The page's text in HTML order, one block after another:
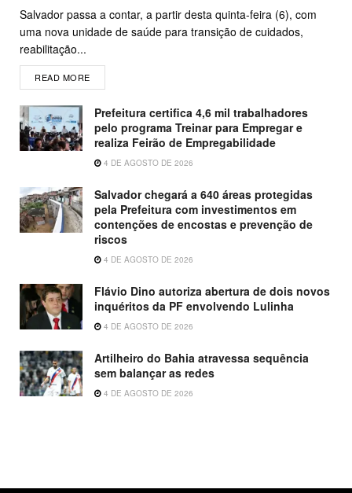
Salvador passa a contar, a partir desta quinta-feira (6), com
uma nova unidade de saúde para transição de cuidados,
reabilitação...
READ MORE
Prefeitura certifica 4,6 mil trabalhadores
pelo programa Treinar para Empregar e
realiza Feirão de Empregabilidade
4 DE AGOSTO DE 2026
Salvador chegará a 640 áreas protegidas
pela Prefeitura com investimentos em
contenções de encostas e prevenção de
riscos
4 DE AGOSTO DE 2026
Flávio Dino autoriza abertura de dois novos
inquéritos da PF envolvendo Lulinha
4 DE AGOSTO DE 2026
Artilheiro do Bahia atravessa sequência
sem balançar as redes
4 DE AGOSTO DE 2026